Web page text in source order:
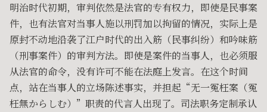
明治时代初期，审判依然是法官的专有权力，即使是民事案
件，也有法官对当事人施以刑罚加以拘留的情况，实际上是
原封不动地沿袭了江户时代的出入筋（民事纠纷）和吟味筋
（刑事案件）的审判方法。即使是案件的当事人，也必须服
从法官的命令，没有许可不能在法庭上发言。在这个时间
点，站在当事人的立场陈述事实，并担起“无一冤枉案（冤
枉無からしむ）”职责的代言人出现了。司法职务定制承认